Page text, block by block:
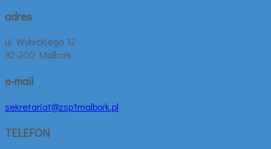
adres
ul. Wybickiego 32
82-200 Malbork
e-mail
sekretariat@zsp1malbork.pl
TELEFON